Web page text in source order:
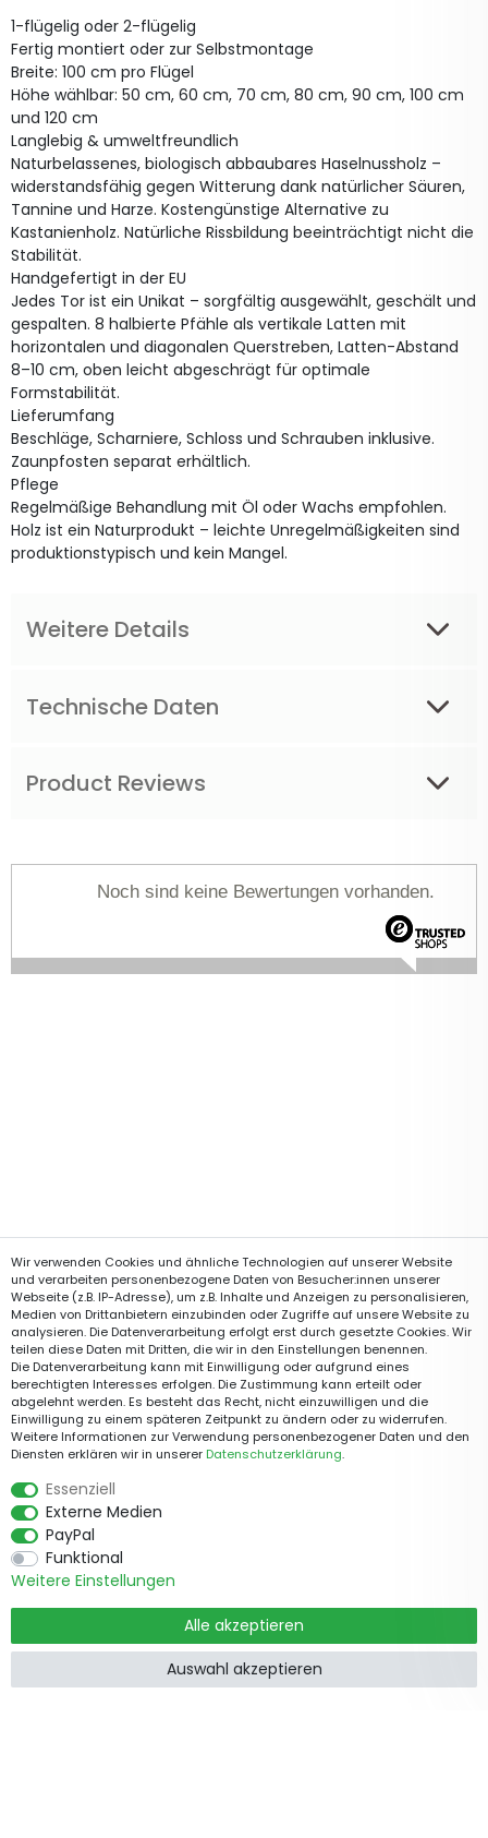
1-flügelig oder 2-flügelig
Fertig montiert oder zur Selbstmontage
Breite: 100 cm pro Flügel
Höhe wählbar: 50 cm, 60 cm, 70 cm, 80 cm, 90 cm, 100 cm
und 120 cm
Langlebig & umweltfreundlich
Naturbelassenes, biologisch abbaubares Haselnussholz –
widerstandsfähig gegen Witterung dank natürlicher Säuren,
Tannine und Harze. Kostengünstige Alternative zu
Kastanienholz. Natürliche Rissbildung beeinträchtigt nicht die
Stabilität.
Handgefertigt in der EU
Jedes Tor ist ein Unikat – sorgfältig ausgewählt, geschält und
gespalten. 8 halbierte Pfähle als vertikale Latten mit
horizontalen und diagonalen Querstreben, Latten-Abstand
8–10 cm, oben leicht abgeschrägt für optimale
Formstabilität.
Lieferumfang
Beschläge, Scharniere, Schloss und Schrauben inklusive.
Zaunpfosten separat erhältlich.
Pflege
Regelmäßige Behandlung mit Öl oder Wachs empfohlen.
Holz ist ein Naturprodukt – leichte Unregelmäßigkeiten sind
produktionstypisch und kein Mangel.
Weitere Details
Technische Daten
Product Reviews
Noch sind keine Bewertungen vorhanden.
Wir verwenden Cookies und ähnliche Technologien auf unserer Website
und verarbeiten personenbezogene Daten von Besucher:innen unserer
Webseite (z.B. IP-Adresse), um z.B. Inhalte und Anzeigen zu personalisieren,
Medien von Drittanbietern einzubinden oder Zugriffe auf unsere Website zu
analysieren. Die Datenverarbeitung erfolgt erst durch gesetzte Cookies. Wir
teilen diese Daten mit Dritten, die wir in den Einstellungen benennen.
Die Datenverarbeitung kann mit Einwilligung oder aufgrund eines
berechtigten Interesses erfolgen. Die Zustimmung kann erteilt oder
abgelehnt werden. Es besteht das Recht, nicht einzuwilligen und die
Einwilligung zu einem späteren Zeitpunkt zu ändern oder zu widerrufen.
Weitere Informationen zur Verwendung personenbezogener Daten und den
Diensten erklären wir in unserer Daten­schutz­erklärung.
Essenziell
Externe Medien
PayPal
Funktional
Weitere Einstellungen
Alle akzeptieren
Auswahl akzeptieren
Informationen